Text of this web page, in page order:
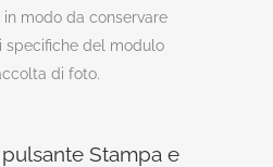
in modo da conservare
specifiche del modulo
di foto.
Stampa e